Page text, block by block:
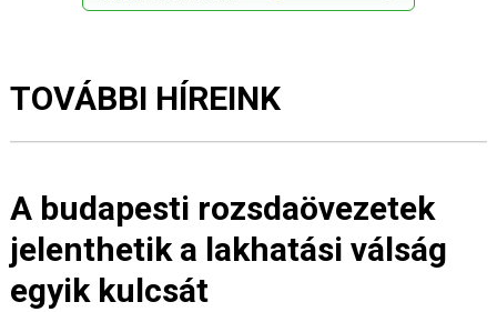
TOVÁBBI HÍREINK
A budapesti rozsdaövezetek
jelenthetik a lakhatási válság
egyik kulcsát